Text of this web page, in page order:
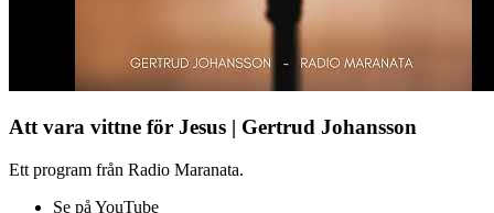
Att vara vittne för Jesus | Gertrud Johansson
Ett program från Radio Maranata.
Se på YouTube